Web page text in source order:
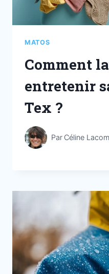
MATOS
Comment
entretenir
Tex ?
Par Céline